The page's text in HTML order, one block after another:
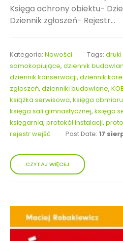
Księga ochrony obiektu-
Dziennik zgłoszeń- Rejestr...
Kategoria: Nowości Tags:
samokopiujące, dziennik
dziennik konserwacji, dziennik
zgłoszeń, dzienniki budowlane,
książka serwisowa, księga obmiaru
księga sali gimnastycznej, księga
księgarnia, protokół instalacji,
rejestr wejść
Post Date: 17
CZYTAJ WIĘCEJ